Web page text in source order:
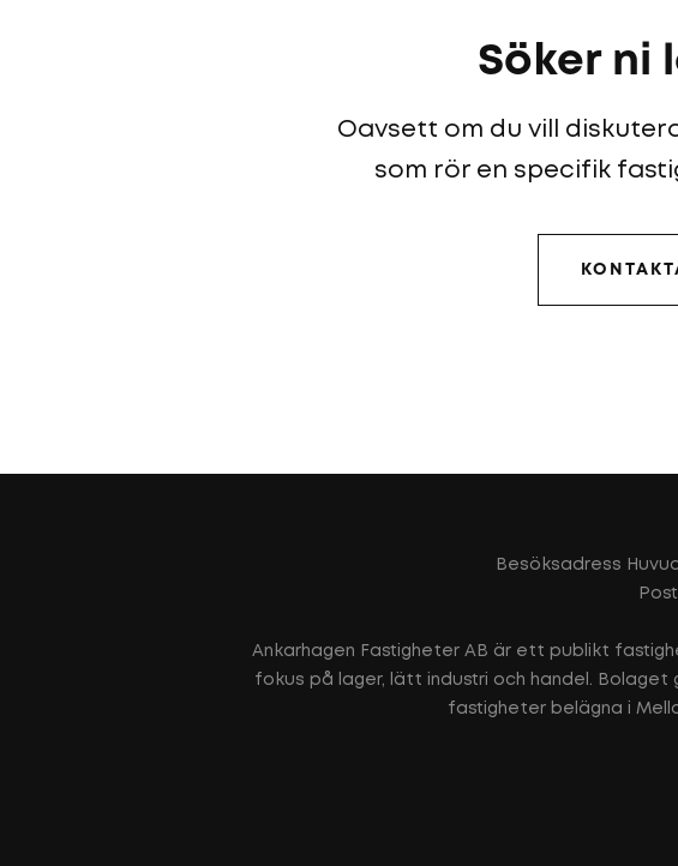
Söker ni
Oavsett om du vill
som rör en specifik
Besöksadress
Ankarhagen Fastigheter AB är ett publikt
fokus på lager, lätt industri och handel.
fastigheter belägna i